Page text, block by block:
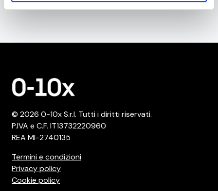
fiduciainizia il tuo viaggio insieme a noi da qui.
© 2026 0-10x S.r.l. Tutti i diritti riservati.
P.IVA e C.F. IT13732220960
REA MI-2740135
Termini e condizioni
Privacy policy
Cookie policy